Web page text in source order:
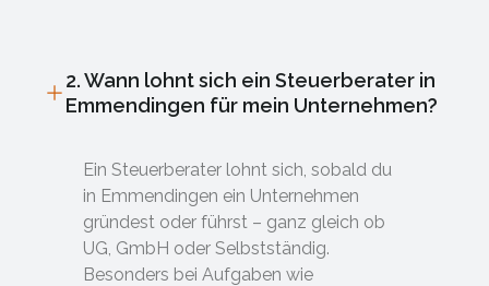
2. Wann lohnt sich ein Steuerberater in
Emmendingen für mein Unternehmen?
Ein Steuerberater lohnt sich, sobald du
in Emmendingen ein Unternehmen
gründest oder führst – ganz gleich ob
UG, GmbH oder Selbstständig.
Besonders bei Aufgaben wie